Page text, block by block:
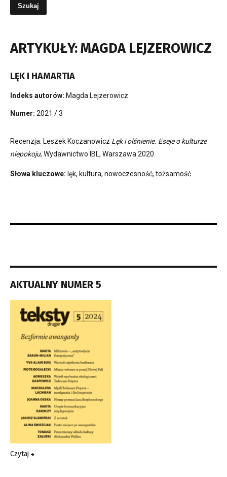
ARTYKUŁY: MAGDA LEJZEROWICZ
LĘK I HAMARTIA
Indeks autorów: Magda Lejzerowicz
Numer: 2021 / 3
Recenzja: Leszek Koczanowicz Lęk i olśnienie. Eseje o kulturze
niepokoju, Wydawnictwo IBL, Warszawa 2020.
Słowa kluczowe: lęk, kultura, nowoczesność, tożsamość
AKTUALNY NUMER 5
Czytaj